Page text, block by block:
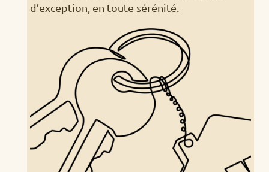
d’exception, en toute sérénité.